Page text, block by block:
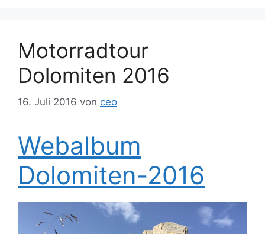
Motorradtour
Dolomiten 2016
16. Juli 2016 von ceo
Webalbum
Dolomiten-2016